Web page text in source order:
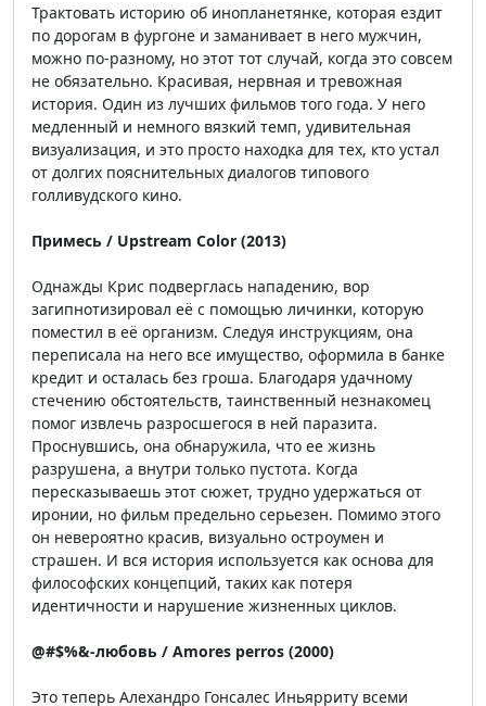
Трактовать историю об инопланетянке, которая ездит
по дорогам в фургоне и заманивает в него мужчин,
можно по-разному, но этот тот случай, когда это совсем
не обязательно. Красивая, нервная и тревожная
история. Один из лучших фильмов того года. У него
медленный и немного вязкий темп, удивительная
визуализация, и это просто находка для тех, кто устал
от долгих пояснительных диалогов типового
голливудского кино.
Примесь / Upstream Color (2013)
Однажды Крис подверглась нападению, вор
загипнотизировал её с помощью личинки, которую
поместил в её организм. Следуя инструкциям, она
переписала на него все имущество, оформила в банке
кредит и осталась без гроша. Благодаря удачному
стечению обстоятельств, таинственный незнакомец
помог извлечь разросшегося в ней паразита.
Проснувшись, она обнаружила, что ее жизнь
разрушена, а внутри только пустота. Когда
пересказываешь этот сюжет, трудно удержаться от
иронии, но фильм предельно серьезен. Помимо этого
он невероятно красив, визуально остроумен и
страшен. И вся история используется как основа для
философских концепций, таких как потеря
идентичности и нарушение жизненных циклов.
@#$%&-любовь / Amores perros (2000)
Это теперь Алехандро Гонсалес Иньярриту всеми